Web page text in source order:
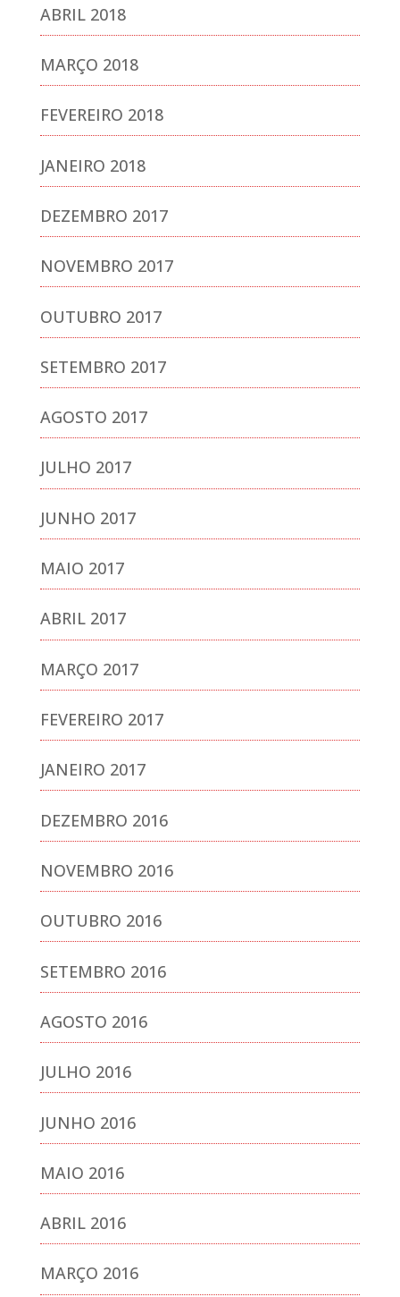
ABRIL 2018
MARÇO 2018
FEVEREIRO 2018
JANEIRO 2018
DEZEMBRO 2017
NOVEMBRO 2017
OUTUBRO 2017
SETEMBRO 2017
AGOSTO 2017
JULHO 2017
JUNHO 2017
MAIO 2017
ABRIL 2017
MARÇO 2017
FEVEREIRO 2017
JANEIRO 2017
DEZEMBRO 2016
NOVEMBRO 2016
OUTUBRO 2016
SETEMBRO 2016
AGOSTO 2016
JULHO 2016
JUNHO 2016
MAIO 2016
ABRIL 2016
MARÇO 2016